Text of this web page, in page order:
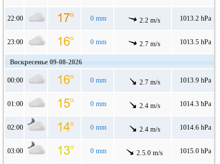
22:00 0 mm 2.2 m/s 1013.2 hPa
23:00 0 mm 2.7 m/s 1013.5 hPa
Воскресенье 09-08-2026
00:00 0 mm 2.7 m/s 1013.9 hPa
01:00 0 mm 2.4 m/s 1014.3 hPa
02:00 0 mm 2.4 m/s 1014.6 hPa
03:00 0 mm 2.5.0 m/s 1015.0 hPa